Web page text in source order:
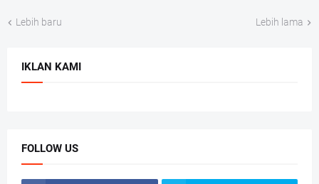
Lebih baru Lebih lama
IKLAN KAMI
FOLLOW US